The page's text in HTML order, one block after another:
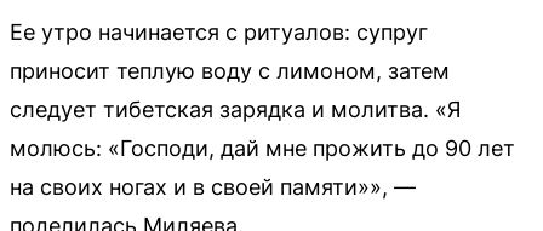
Ее утро начинается с ритуалов: супруг
приносит теплую воду с лимоном, затем
следует тибетская зарядка и молитва. «Я
молюсь: «Господи, дай мне прожить до 90 лет
на своих ногах и в своей памяти»», —
поделилась Миляева.